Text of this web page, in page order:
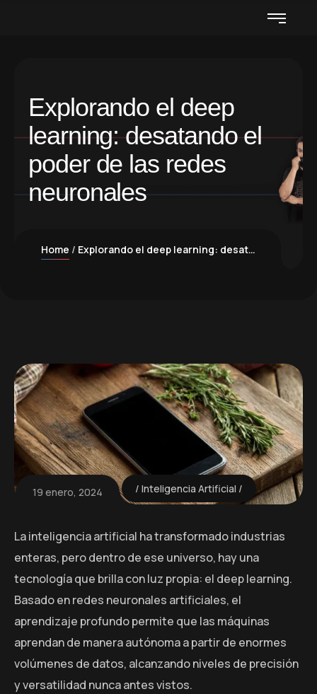
Explorando el deep
learning: desatando el
poder de las redes
neuronales
Home Explorando el deep learning: desatando el poder de las redes neuronales
19 enero, 2024 Inteligencia Artificial
La inteligencia artificial ha transformado industrias
enteras, pero dentro de ese universo, hay una
tecnología que brilla con luz propia: el deep learning.
Basado en redes neuronales artificiales, el
aprendizaje profundo permite que las máquinas
aprendan de manera autónoma a partir de enormes
volúmenes de datos, alcanzando niveles de precisión
y versatilidad nunca antes vistos.